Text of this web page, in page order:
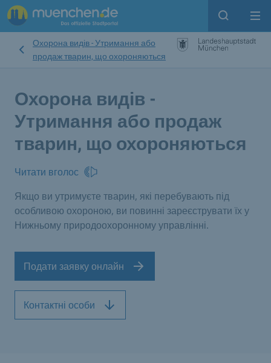
Open
Охорона видів - Утримання або
продаж тварин, що охороняються
Охорона видів -
Утримання або продаж
тварин, що охороняються
Читати вголос
Якщо ви утримуєте тварин, які перебувають під
особливою охороною, ви повинні зареєструвати їх у
Нижньому природоохоронному управлінні.
Подати заявку онлайн
Контактні особи